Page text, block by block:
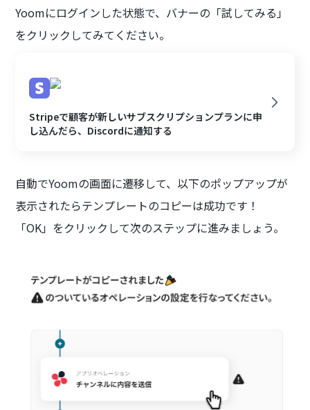
Yoomにログインした状態で、バナーの「試してみる」
をクリックしてみてください。
Stripeで顧客が新しいサブスクリプションプランに申
し込んだら、Discordに通知する
自動でYoomの画面に遷移して、以下のポップアップが
表示されたらテンプレートのコピーは成功です！
「OK」をクリックして次のステップに進みましょう。